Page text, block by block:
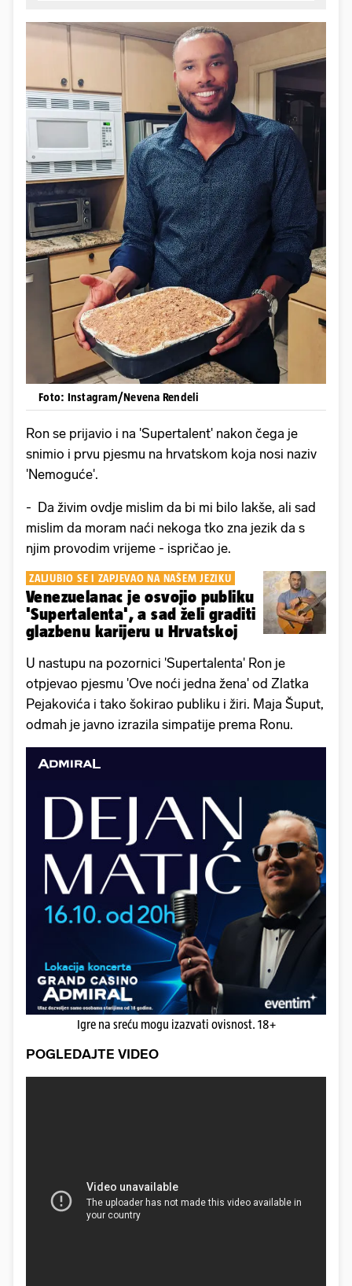
Foto: Instagram/Nevena Rendeli
Ron se prijavio i na 'Supertalent' nakon čega je
snimio i prvu pjesmu na hrvatskom koja nosi naziv
'Nemoguće'.
- Da živim ovdje mislim da bi mi bilo lakše, ali sad
mislim da moram naći nekoga tko zna jezik da s
njim provodim vrijeme - ispričao je.
ZALJUBIO SE I ZAPJEVAO NA NAŠEM JEZIKU
Venezuelanac je osvojio publiku
'Supertalenta', a sad želi graditi
glazbenu karijeru u Hrvatskoj
U nastupu na pozornici 'Supertalenta' Ron je
otpjevao pjesmu 'Ove noći jedna žena' od Zlatka
Pejakovića i tako šokirao publiku i žiri. Maja Šuput,
odmah je javno izrazila simpatije prema Ronu.
Igre na sreću mogu izazvati ovisnost. 18+
POGLEDAJTE VIDEO